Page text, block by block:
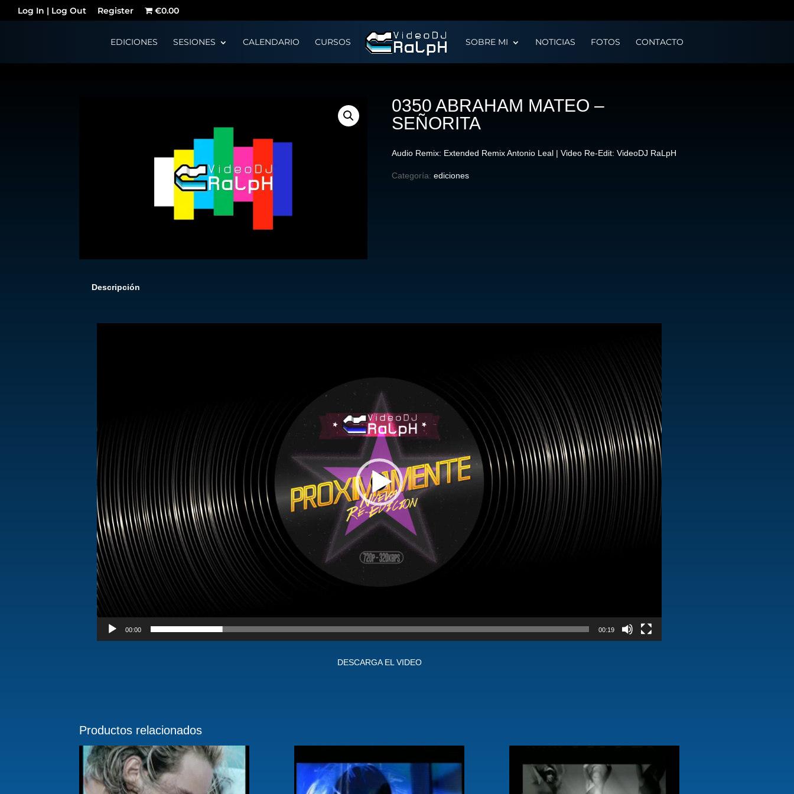
Log In | Log Out Register €0.00
EDICIONES SESIONES CALENDARIO CURSOS SOBRE MI NOTICIAS FOTOS CONTACTO
0350 ABRAHAM MATEO –
SEÑORITA
Audio Remix: Extended Remix Antonio Leal | Video Re-Edit: VideoDJ RaLpH
Categoría: ediciones
Descripción
00:00 00:19
DESCARGA EL VIDEO
Productos relacionados